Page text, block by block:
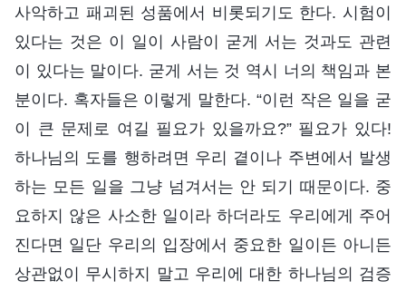
사악하고 패괴된 성품에서 비롯되기도 한다. 시험이
있다는 것은 이 일이 사람이 굳게 서는 것과도 관련
이 있다는 말이다. 굳게 서는 것 역시 너의 책임과 본
분이다. 혹자들은 이렇게 말한다. “이런 작은 일을 굳
이 큰 문제로 여길 필요가 있을까요?” 필요가 있다!
하나님의 도를 행하려면 우리 곁이나 주변에서 발생
하는 모든 일을 그냥 넘겨서는 안 되기 때문이다. 중
요하지 않은 사소한 일이라 하더라도 우리에게 주어
진다면 일단 우리의 입장에서 중요한 일이든 아니든
상관없이 무시하지 말고 우리에 대한 하나님의 검증